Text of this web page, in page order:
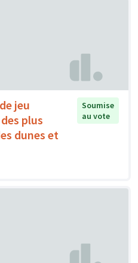
jeu
plus
dunes et
Soumise
au vote